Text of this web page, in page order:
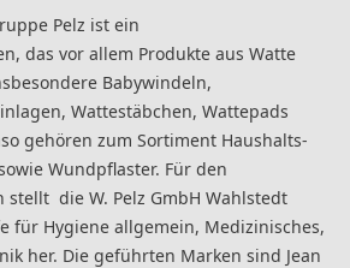
Pelz ist ein
das vor allem Produkte aus Watte
Babywindeln,
Wattestäbchen, Wattepads
gehören zum Sortiment Haushalts-
Wundpflaster. Für den
die W. Pelz GmbH Wahlstedt
für Hygiene allgemein, Medizinisches,
her. Die geführten Marken sind Jean